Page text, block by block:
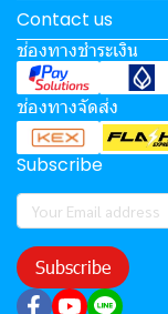
Contact us
ช่องทางชำระเงิน
ช่องทางจัดส่ง
Subscribe
Subscribe